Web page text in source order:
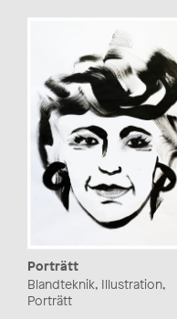
Porträtt
Blandteknik, Illustration,
Porträtt